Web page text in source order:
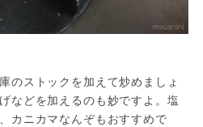
のストックを加えて炒めましょ
などを加えるのも妙ですよ。塩
カニカマなんぞもおすすめで